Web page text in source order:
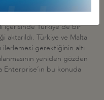
içerisinde Türkiye’de bir
aktarıldı. Türkiye ve Malta
ilerlemesi gerektiğinin altı
yeniden gözden
bu konuda